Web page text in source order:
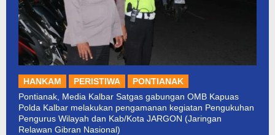
HANKAM PERISTIWA
PONTIANAK
Pontianak, Media Kalbar Satgas gabungan OMB Kapuas
Polda Kalbar melakukan pengamanan kegiatan Pengukuhan
Pengurus Wilayah dan Kab/Kota JARGON (Jaringan
Relawan Gibran Nasional)